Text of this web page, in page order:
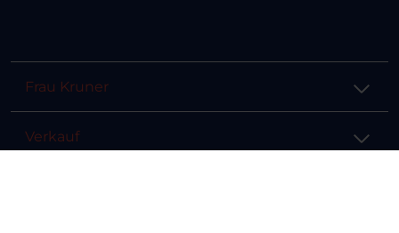
Frau Kruner
Verkauf